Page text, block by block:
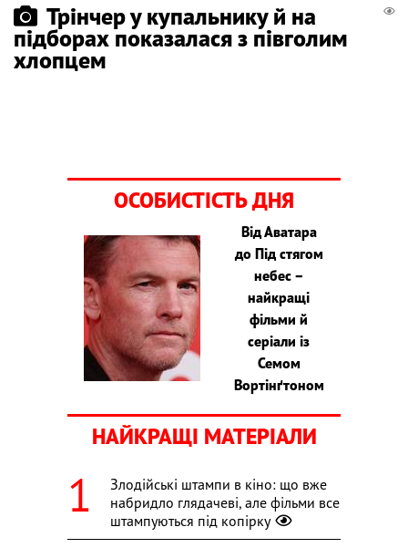
Трінчер у купальнику й на
підборах показалася з півголим
хлопцем
ОСОБИСТІСТЬ ДНЯ
Від Аватара
до Під стягом
небес –
найкращі
фільми й
серіали із
Семом
Вортінґтоном
НАЙКРАЩІ МАТЕРІАЛИ
Злодійські штампи в кіно: що вже
набридло глядачеві, але фільми все
штампуються під копірку